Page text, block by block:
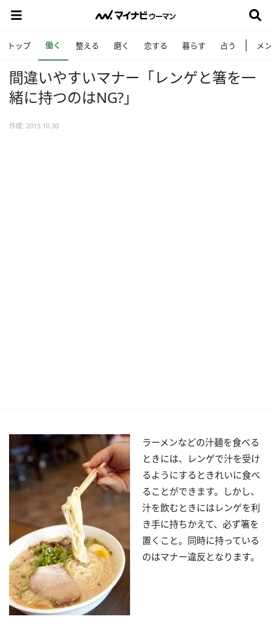
トップ 働く 整える 磨く 恋する 暮らす 占う メ
間違いやすいマナー「レンゲと箸を一
緒に持つのはNG?」
作成: 2013.10.30
ラーメンなどの汁麺を食べる
ときには、レンゲで汁を受け
るようにするときれいに食べ
ることができます。しかし、
汁を飲むときにはレンゲを利
き手に持ちかえて、必ず箸を
置くこと。同時に持っている
のはマナー違反となります。